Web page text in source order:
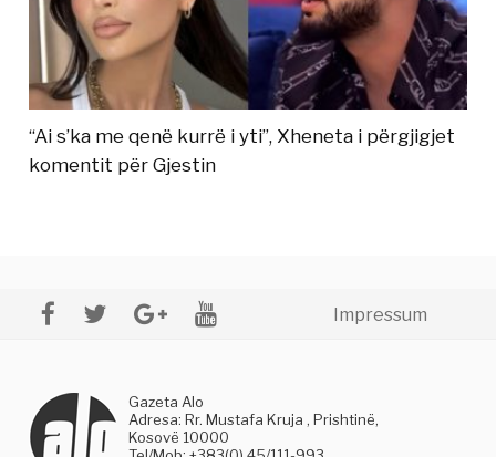
“Ai s’ka me qenë kurrë i yti”, Xheneta i përgjigjet
komentit për Gjestin
Impressum
Gazeta Alo
Adresa: Rr. Mustafa Kruja , Prishtinë,
Kosovë 10000